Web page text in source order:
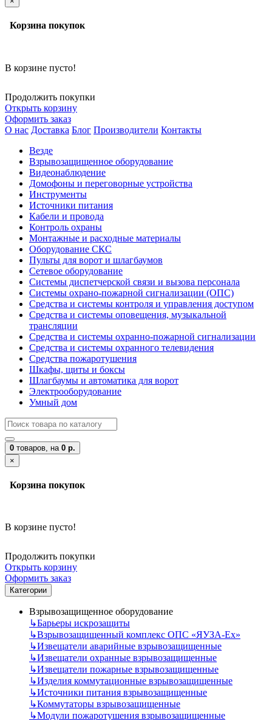
Корзина покупок
В корзине пусто!
Продолжить покупки
Открыть корзину
Оформить заказ
О нас Доставка Блог Производители Контакты
Везде
Взрывозащищенное оборудование
Видеонаблюдение
Домофоны и переговорные устройства
Инструменты
Источники питания
Кабели и провода
Контроль охраны
Монтажные и расходные материалы
Оборудование СКС
Пульты для ворот и шлагбаумов
Сетевое оборудование
Системы диспетчерской связи и вызова персонала
Системы охрано-пожарной сигнализации (ОПС)
Средства и системы контроля и управления доступом
Средства и системы оповещения, музыкальной
трансляции
Средства и системы охранно-пожарной сигнализации
Средства и системы охранного телевидения
Средства пожаротушения
Шкафы, щиты и боксы
Шлагбаумы и автоматика для ворот
Электрооборудование
Умный дом
0 товаров, на 0 р.
×
Корзина покупок
В корзине пусто!
Продолжить покупки
Открыть корзину
Оформить заказ
Категории
Взрывозащищенное оборудование
↳Барьеры искрозащиты
↳Взрывозащищенный комплекс ОПС «ЯУЗА-Ех»
↳Извещатели аварийные взрывозащищенные
↳Извещатели охранные взрывозащищенные
↳Извещатели пожарные взрывозащищенные
↳Изделия коммутационные взрывозащищенные
↳Источники питания взрывозащищенные
↳Коммутаторы взрывозащищенные
↳Модули пожаротушения взрывозащищенные